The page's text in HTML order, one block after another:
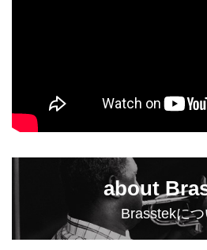
about
Brasstekに